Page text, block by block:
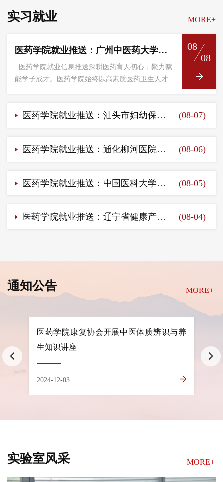
实习就业 MORE+
08
08
医药学院就业推送：广州中医药大学第一附属医院中山医院岗位信息（第一百三十九期）
医药学院就业信息推送深耕医药育人初心，聚力赋
能学子成才。医药学院始终以高素质医药卫生人才
(08-07)
医药学院就业推送：汕头市妇幼保健院岗位信息（第一百三十八期）
(08-06)
医药学院就业推送：通化柳河医院岗位信息（第一百三十七期）
(08-05)
医药学院就业推送：中国医科大学附属盛京医院岗位信息（第一百三十六期）
(08-04)
医药学院就业推送：辽宁省健康产业集团阜新矿精神康复医院岗位信息（第一百三十五期）
通知公告 MORE+
“探本草之根，寻中药之源”——医药学院
百草协会开展中药学术讲座
2024-12-03
开展
实验室风采 MORE+